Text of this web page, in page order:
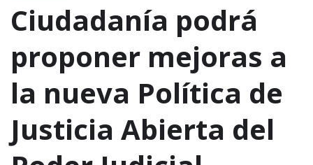
Ciudadanía podrá
proponer mejoras a
la nueva Política de
Justicia Abierta del